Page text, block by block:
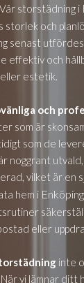
storstädning i
och
senast
effektiv och
estetik.
och
som är
som de
noggrant
vilket är en
hem i Enköping
eller
inte
vi lämnar ditt